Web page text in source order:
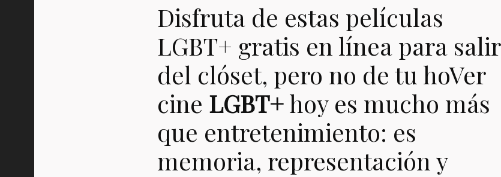
Disfruta de estas películas
LGBT+ gratis en línea para salir
del clóset, pero no de tu hoVer
cine LGBT+hoy es mucho más
que entretenimiento: es
memoria, representación y